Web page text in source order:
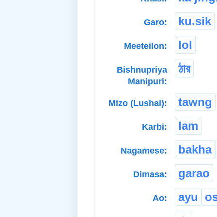
Garo: ku.sik
Meeteilon: lol
Bishnupriya
Manipuri:
ঠার
Mizo (Lushai): tawng
Karbi: lam
Nagamese: bakha
Dimasa: garao
Ao: ayu